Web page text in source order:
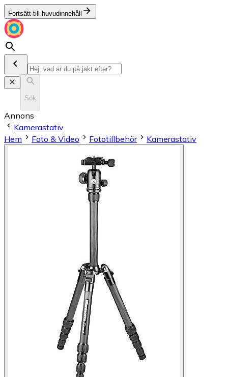
Fortsätt till huvudinnehåll
Sök
Annons
Kamerastativ
Hem
Foto & Video Fototillbehör Kamerastativ